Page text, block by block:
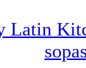
Latin